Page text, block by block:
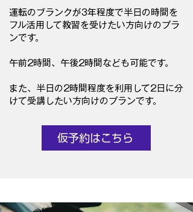
運転のブランクが3年程度で半日の時間を
フル活用して教習を受けたい方向けのプラ
ンです。
​午前2時間、午後2時間なども可能です。
​また、半日の2時間程度を利用して2日に分
けて受講したい方向けのプランです。
仮予約はこちら